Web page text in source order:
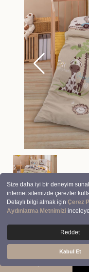
Size daha iyi bir deneyim
internet sitemizde çerezler
Detaylı bilgi almak içinÇerez
Aydınlatma Metnimizi
Reddet
Kabul Et